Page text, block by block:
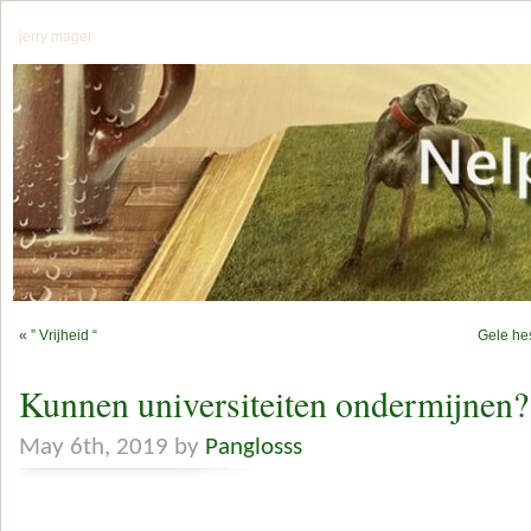
jerry mager
« ” Vrijheid “ Gele
Kunnen universiteiten ondermijnen?
May 6th, 2019 by Panglosss